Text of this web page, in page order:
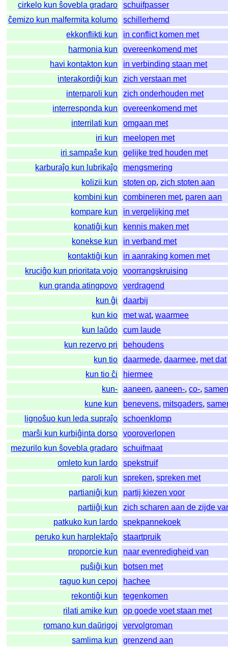
cirkelo kun ŝovebla gradaro
schuifpasser
ĉemizo kun malfermita kolumo
schillerhemd
ekkonflikti kun
in conflict komen met
harmonia kun
overeenkomend met
havi kontakton kun
in verbinding staan met
interakordiĝi kun
zich verstaan met
interparoli kun
zich onderhouden met
interresponda kun
overeenkomend met
interrilati kun
omgaan met
iri kun
meelopen met
iri sampaŝe kun
gelijke tred houden met
karburaĵo kun lubrikaĵo
mengsmering
kolizii kun
stoten op,zich stoten aan
kombini kun
combineren met, paren aan
kompare kun
in vergelijking met
konatiĝi kun
kennis maken met
konekse kun
in verband met
kontaktiĝi kun
in aanraking komen met
kruciĝo kun prioritata vojo
voorrangskruising
kun granda atingpovo
verdragend
kun ĝi
daarbij
kun kio
met wat,waarmee
kun laŭdo
cum laude
kun rezervo pri
behoudens
kun tio
daarmede,daarmee, met dat
kun tio ĉi
hiermee
kun-
aaneen,aaneen-,co-,
kune kun
benevens, mitsgaders,
lignoŝuo kun leda supraĵo
schoenklomp
marŝi kun kurbiĝinta dorso
vooroverlopen
mezurilo kun ŝovebla gradaro
schuifmaat
omleto kun lardo
spekstruif
paroli kun
spreken,spreken met
partianiĝi kun
partij kiezen voor
partiiĝi kun
zich scharen aan de zijde
patkuko kun lardo
spekpannekoek
peruko kun harplektaĵo
staartpruik
proporcie kun
naar evenredigheid van
puŝiĝi kun
botsen met
raguo kun cepoj
hachee
rekontiĝi kun
tegenkomen
rilati amike kun
op goede voet staan met
romano kun daŭrigoj
vervolgroman
samlima kun
grenzend aan